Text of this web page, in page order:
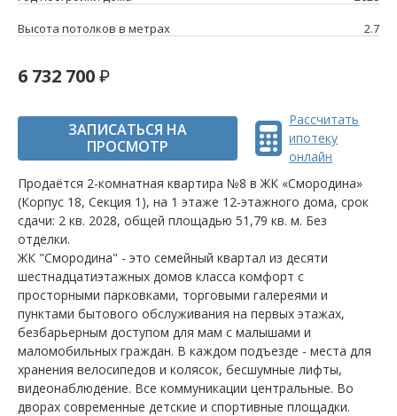
Высота потолков в метрах
2.7
6 732 700
ЗАПИСАТЬСЯ НА
ПРОСМОТР
Рассчитать
ипотеку
онлайн
Продаётся 2-комнатная квартира №8 в ЖК «Смородина»
(Корпус 18, Секция 1), на 1 этаже 12-этажного дома, срок
сдачи: 2 кв. 2028, общей площадью 51,79 кв. м. Без
отделки.
ЖК "Смородина" - это семейный квартал из десяти
шестнадцатиэтажных домов класса комфорт с
просторными парковками, торговыми галереями и
пунктами бытового обслуживания на первых этажах,
безбарьерным доступом для мам с малышами и
маломобильных граждан. В каждом подъезде - места для
хранения велосипедов и колясок, бесшумные лифты,
видеонаблюдение. Все коммуникации центральные. Во
дворах современные детские и спортивные площадки.